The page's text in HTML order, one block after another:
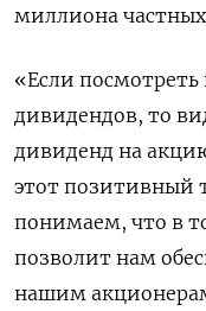
миллиона
«Если
дивидендов, то
дивиденд на
этот позитивный
понимаем, что в
позволит нам
нашим